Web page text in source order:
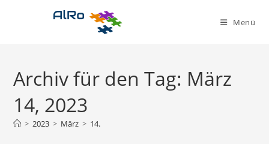
Menü
Archiv für den Tag: März
14, 2023
> 2023 > März > 14.